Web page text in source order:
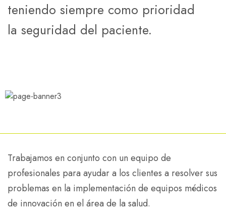
teniendo siempre como prioridad
la seguridad del paciente.
Trabajamos en conjunto con un equipo de
profesionales para ayudar a los clientes a resolver sus
problemas en la implementación de equipos médicos
de innovación en el área de la salud.